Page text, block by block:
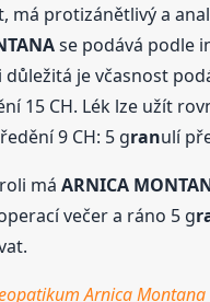
má protizánětlivý a
se podává podle
je včasnost
15 CH. Lék lze užít
9 CH: 5 granulí
má ARNICA
večer a ráno 5 g
Arnica Montana